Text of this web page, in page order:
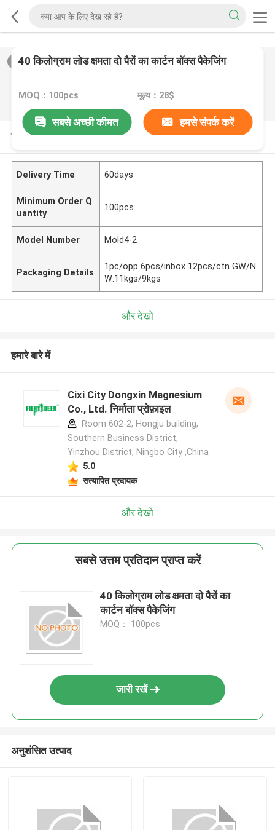
/0
40 किलोग्राम लोड क्षमता दो पैरों का कार्टन बॉक्स पैकेजिंग
MOQ：100pcs मूल्य：28$
सबसे अच्छी कीमत
हमसे संपर्क करें
उत्पाद विवरण
Delivery Time 60days
Minimum Order Q
uantity
100pcs
Model Number Mold4-2
Packaging Details
1pc/opp 6pcs/inbox 12pcs/ctn GW/N
W:11kgs/9kgs
और देखो
हमारे बारे में
Cixi City Dongxin Magnesium
Co., Ltd. निर्माता प्रोफ़ाइल
Room 602-2, Hongju building,
Southern Business District,
Yinzhou District, Ningbo City ,China
5.0
सत्यापित प्रदायक
और देखो
सबसे उत्तम प्रतिदान प्राप्त करें
40 किलोग्राम लोड क्षमता दो पैरों का
कार्टन बॉक्स पैकेजिंग
MOQ： 100pcs
जारी रखें
अनुशंसित उत्पाद